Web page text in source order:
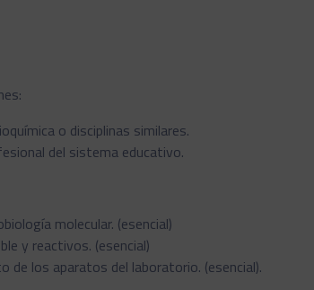
o disciplinas similares.
del sistema educativo.
molecular. (esencial)
y reactivos. (esencial)
de los aparatos del laboratorio. (esencial).